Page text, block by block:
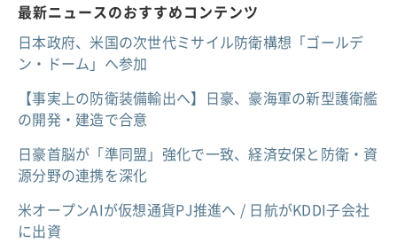
最新ニュースのおすすめコンテンツ
日本政府、米国の次世代ミサイル防衛構想「ゴールデ
ン・ドーム」へ参加
【事実上の防衛装備輸出へ】日豪、豪海軍の新型護衛艦
の開発・建造で合意
日豪首脳が「準同盟」強化で一致、経済安保と防衛・資
源分野の連携を深化
米オープンAIが仮想通貨PJ推進へ / 日航がKDDI子会社
に出資